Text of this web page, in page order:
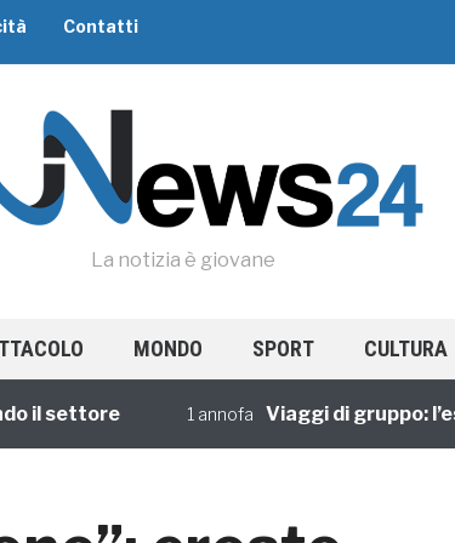
Contatti
La notizia è giovane
MONDO SPORT CULTURA
settore 1 annofa Viaggi di gruppo: